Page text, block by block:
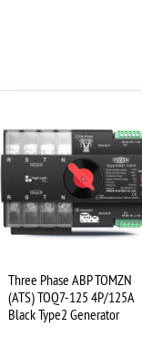
Three Phase АВР TOMZN
(ATS) TOQ7-125 4P/125A
Black Type2 Generator